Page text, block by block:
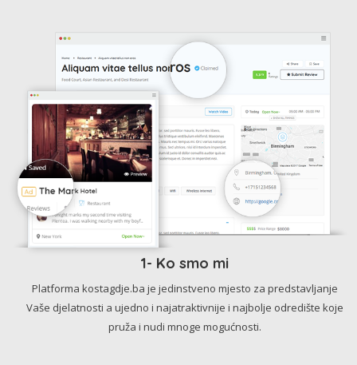
1- Ko smo mi
Platforma kostagdje.ba je jedinstveno mjesto za predstavljanje
Vaše djelatnosti a ujedno i najatraktivnije i najbolje odredište koje
pruža i nudi mnoge mogućnosti.